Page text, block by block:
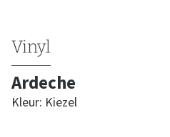
Vinyl
Ardeche
Kleur: Kiezel